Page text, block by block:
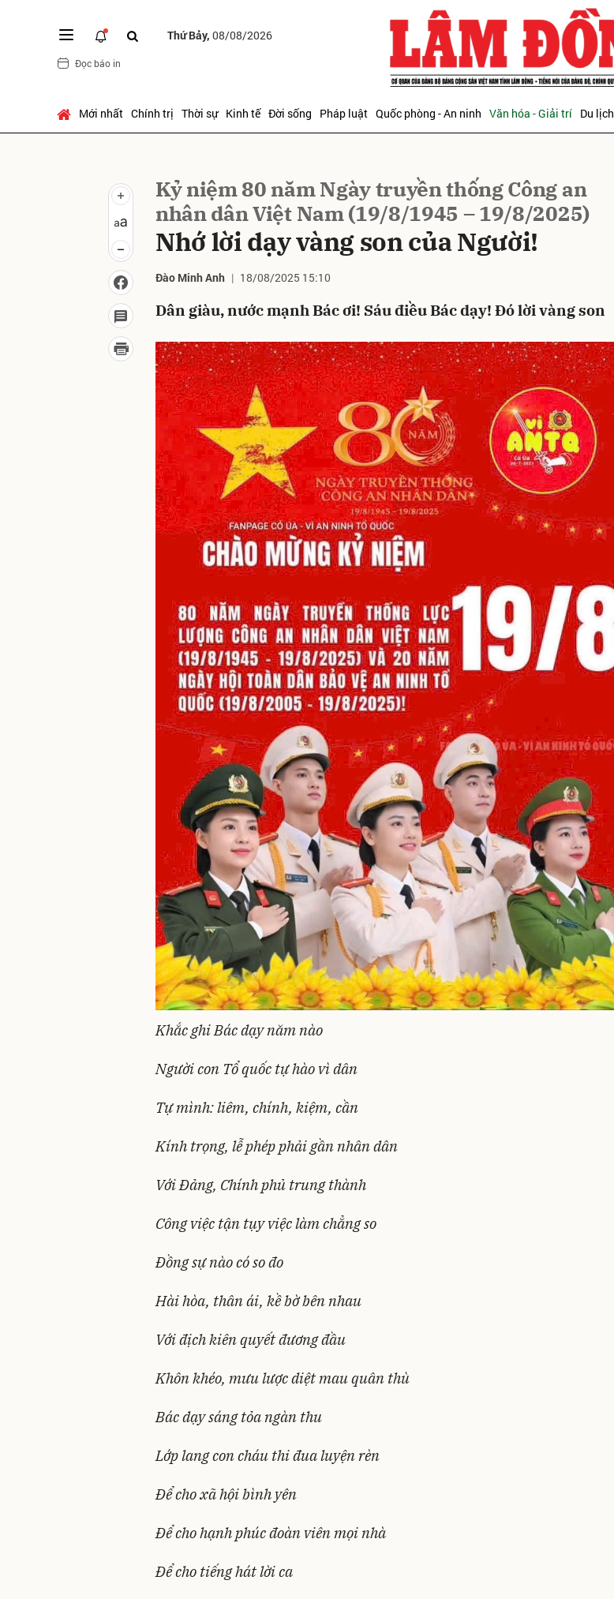
Thứ Bảy, 08/08/2026
Đọc báo in
Mới nhất Chính trị Thời sự Kinh tế Đời sống Pháp luật Quốc phòng - An ninh Văn hóa - Giải trí Du lịch
Kỷ niệm 80 năm Ngày truyền thống Công an
nhân dân Việt Nam (19/8/1945 – 19/8/2025)
Nhớ lời dạy vàng son của Người!
Đào Minh Anh 18/08/2025 15:10
Dân giàu, nước mạnh Bác ơi! Sáu điều Bác dạy! Đó lời vàng son
Khắc ghi Bác dạy năm nào
Người con Tổ quốc tự hào vì dân
Tự mình: liêm, chính, kiệm, cần
Kính trọng, lễ phép phải gần nhân dân
Với Đảng, Chính phủ trung thành
Công việc tận tụy việc làm chẳng so
Đồng sự nào có so đo
Hài hòa, thân ái, kề bờ bên nhau
Với địch kiên quyết đương đầu
Khôn khéo, mưu lược diệt mau quân thù
Bác dạy sáng tỏa ngàn thu
Lớp lang con cháu thi đua luyện rèn
Để cho xã hội bình yên
Để cho hạnh phúc đoàn viên mọi nhà
Để cho tiếng hát lời ca
Gửi bình luận